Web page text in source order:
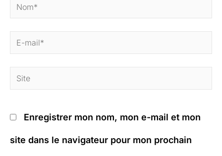
Nom*
E-
mail*
Site
Enregistrer mon nom, mon e-mail et mon
site dans le navigateur pour mon prochain